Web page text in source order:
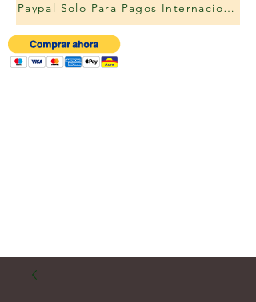
Paypal Solo Para Pagos Internacionales